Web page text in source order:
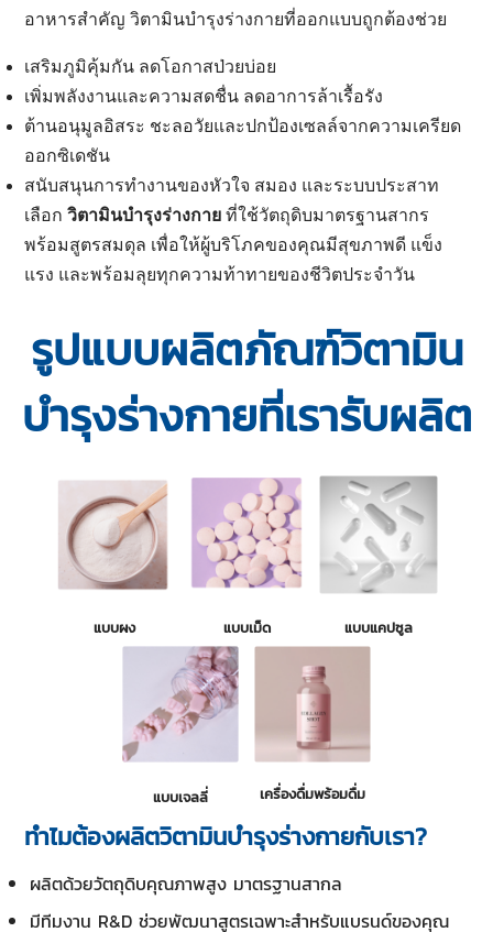
อาหารสำคัญ วิตามินบำรุงร่างกายที่ออกแบบถูกต้องช่วย
เสริมภูมิคุ้มกัน ลดโอกาสป่วยบ่อย
เพิ่มพลังงานและความสดชื่น ลดอาการล้าเรื้อรัง
ต้านอนุมูลอิสระ ชะลอวัยและปกป้องเซลล์จากความเครียด
ออกซิเดชัน
สนับสนุนการทำงานของหัวใจ สมอง และระบบประสาท
เลือกวิตามินบำรุงร่างกาย ที่ใช้วัตถุดิบมาตรฐานสากร
พร้อมสูตรสมดุล เพื่อให้ผู้บริโภคของคุณมีสุขภาพดี แข็ง
แรง และพร้อมลุยทุกความท้าทายของชีวิตประจำวัน
รูปแบบผลิตภัณฑ์วิตามิน
บำรุงร่างกายที่เรารับผลิต
แบบผง แบบเม็ด แบบแคปซูล
แบบเจลลี่ เครื่องดื่มพร้อมดื่ม
ทำไมต้องผลิตวิตามินบำรุงร่างกายกับเรา?
ผลิตด้วยวัตถุดิบคุณภาพสูง มาตรฐานสากล
มีทีมงาน R&D ช่วยพัฒนาสูตรเฉพาะสำหรับแบรนด์ของคุณ